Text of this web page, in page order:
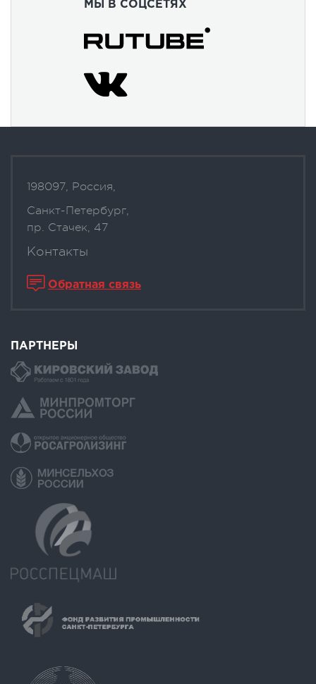
МЫ В СОЦСЕТЯХ
198097, Россия,
Санкт-Петербург,
пр. Стачек, 47
Контакты
Обратная связь
ПАРТНЕРЫ